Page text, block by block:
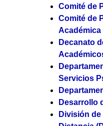
Comité de
Comité de
Académica
Decanato
Servicios
Desarrollo
División